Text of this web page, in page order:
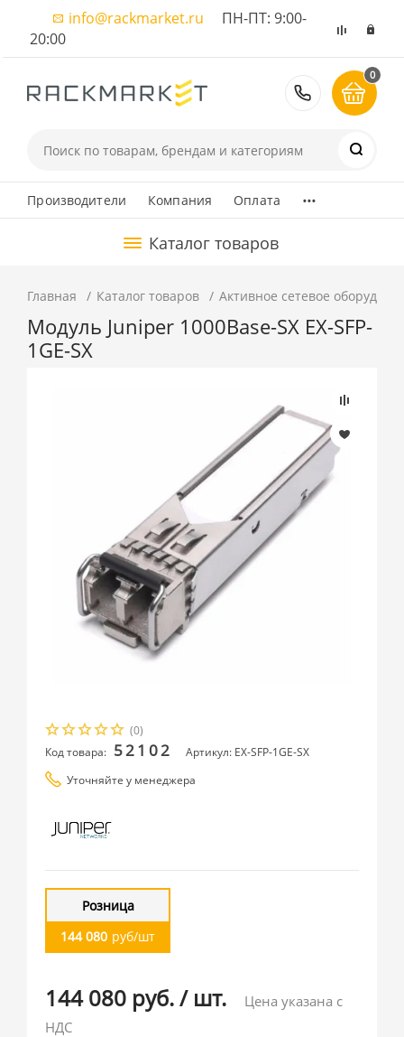
info@rackmarket.ru ПН-ПТ: 9:00-
20:00
8 (495)
0
Производители Компания Оплата ...
Каталог товаров
Главная Каталог товаров Активное сетевое
Модуль Juniper 1000Base-SX EX-SFP-
1GE-SX
(0)
Код товара: 52102
Артикул: EX-SFP-1GE-SX
Уточняйте у менеджера
Розница
144 080 руб/шт
144 080 руб./ шт.
Цена указана с
НДС